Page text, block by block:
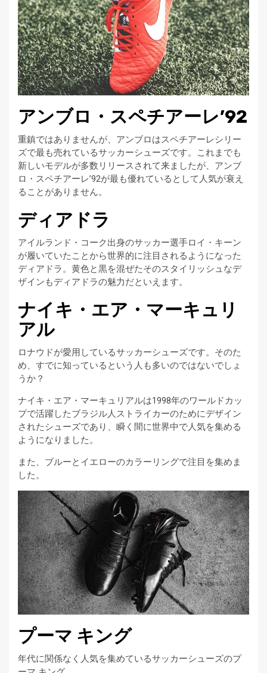
アンブロ・スペチアーレ’92
重鎮ではありませんが、アンブロはスペチアーレシリー
ズで最も売れているサッカーシューズです。これまでも
新しいモデルが多数リリースされて来ましたが、アンブ
ロ・スペチアーレ’92が最も優れているとして人気が衰え
ることがありません。
ディアドラ
アイルランド・コーク出身のサッカー選手ロイ・キーン
が履いていたことから世界的に注目されるようになった
ディアドラ。黄色と黒を混ぜたそのスタイリッシュなデ
ザインもディアドラの魅力だといえます。
ナイキ・エア・マーキュリ
アル
ロナウドが愛用しているサッカーシューズです。そのた
め、すでに知っているという人も多いのではないでしょ
うか？
ナイキ・エア・マーキュリアルは1998年のワールドカッ
プで活躍したブラジル人ストライカーのためにデザイン
されたシューズであり、瞬く間に世界中で人気を集める
ようになりました。
また、ブルーとイエローのカラーリングで注目を集めま
した。
プーマ キング
年代に関係なく人気を集めているサッカーシューズのプ